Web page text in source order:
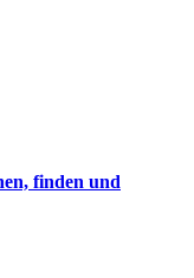
finden und